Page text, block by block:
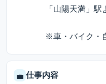
「山陽天満」
※車・バイク・
💼 仕事内容